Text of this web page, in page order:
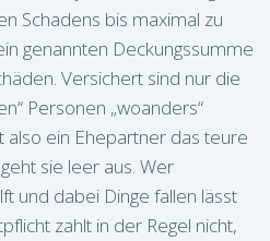
Schadens bis maximal zu
genannten Deckungssumme
Versichert sind nur die
Personen „woanders“
also ein Ehepartner das teure
sie leer aus. Wer
und dabei Dinge fallen lässt
zahlt in der Regel nicht,